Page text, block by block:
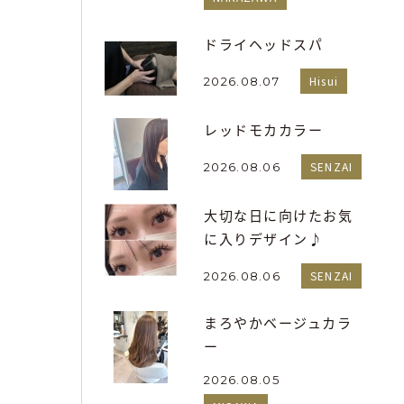
ドライヘッドスパ
2026.08.07 Hisui
レッドモカカラー
2026.08.06 SENZAI
大切な日に向けたお気
に入りデザイン♪
2026.08.06 SENZAI
まろやかベージュカラ
ー
2026.08.05